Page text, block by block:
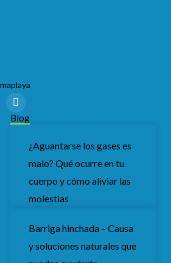
Y
o
u
t
Blog
¿Aguantarse los gases es
malo? Qué ocurre en tu
cuerpo y cómo aliviar las
molestias
Barriga hinchada – Causa
y soluciones naturales que